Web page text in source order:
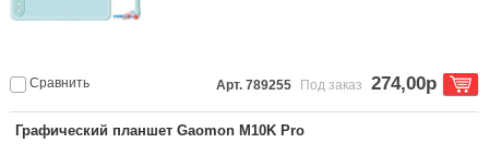
Сравнить Арт. 789255 Под заказ 274,00р
Графический планшет Gaomon M10K Pro